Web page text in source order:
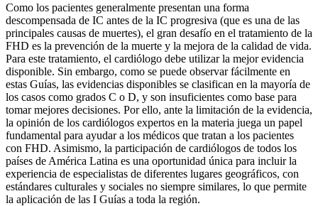
Como los pacientes generalmente presentan una forma
descompensada de IC antes de la IC progresiva (que es una de las
principales causas de muertes), el gran desafío en el tratamiento de la
FHD es la prevención de la muerte y la mejora de la calidad de vida.
Para este tratamiento, el cardiólogo debe utilizar la mejor evidencia
disponible. Sin embargo, como se puede observar fácilmente en
estas Guías, las evidencias disponibles se clasifican en la mayoría de
los casos como grados C o D, y son insuficientes como base para
tomar mejores decisiones. Por ello, ante la limitación de la evidencia,
la opinión de los cardiólogos expertos en la materia juega un papel
fundamental para ayudar a los médicos que tratan a los pacientes
con FHD. Asimismo, la participación de cardiólogos de todos los
países de América Latina es una oportunidad única para incluir la
experiencia de especialistas de diferentes lugares geográficos, con
estándares culturales y sociales no siempre similares, lo que permite
la aplicación de las I Guías a toda la región.